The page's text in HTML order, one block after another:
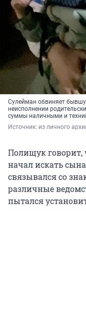
Сулейман обвиняет
неисполнении
суммы наличными и
Источник: из личного
Полищук говорит,
начал искать
связывался со
различные
пытался